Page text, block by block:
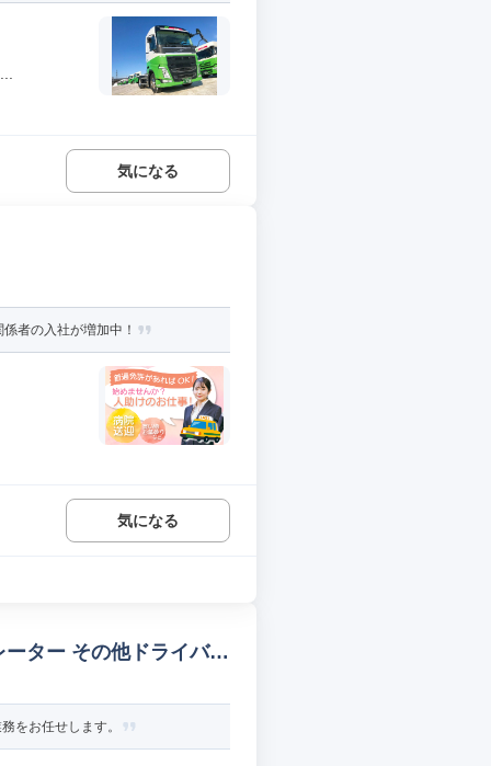
気になる
者の入社が増加中！
気になる
ター その他ドライバ
をお任せします。